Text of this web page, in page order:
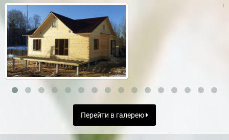
Перейти в галерею